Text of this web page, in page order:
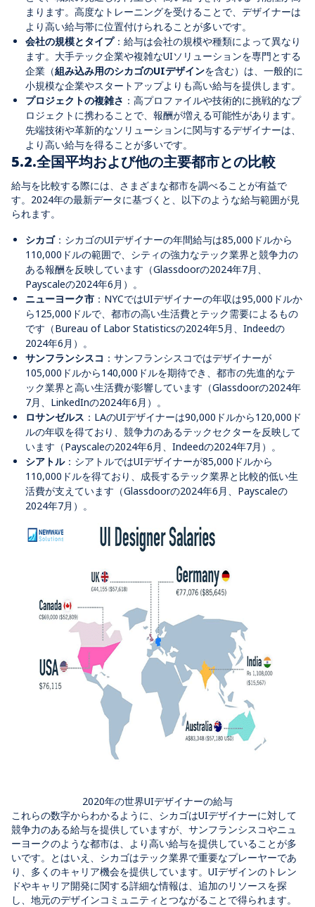
まります。高度なトレーニングを受けることで、デザイナーは
より高い給与帯に位置付けられることが多いです。
会社の規模とタイプ：給与は会社の規模や種類によって異なり
ます。大手テック企業や複雑なUIソリューションを専門とする
企業（組み込み用のシカゴのUIデザインを含む）は、一般的に
小規模な企業やスタートアップよりも高い給与を提供します。
プロジェクトの複雑さ ：高プロファイルや技術的に挑戦的なプ
ロジェクトに携わることで、報酬が増える可能性があります。
先端技術や革新的なソリューションに関与するデザイナーは、
より高い給与を得ることが多いです。
5.2.全国平均および他の主要都市との比較
給与を比較する際には、さまざまな都市を調べることが有益で
す。2024年の最新データに基づくと、以下のような給与範囲が見
られます。
シカゴ：シカゴのUIデザイナーの年間給与は85,000ドルから
110,000ドルの範囲で、シティの強力なテック業界と競争力の
ある報酬を反映しています（Glassdoorの2024年7月、
Payscaleの2024年6月）。
ニューヨーク市 ：NYCではUIデザイナーの年収は95,000ドルか
ら125,000ドルで、都市の高い生活費とテック需要によるもの
です（Bureau of Labor Statisticsの2024年5月、Indeedの
2024年6月）。
サンフランシスコ ：サンフランシスコではデザイナーが
105,000ドルから140,000ドルを期待でき、都市の先進的なテ
ック業界と高い生活費が影響しています（Glassdoorの2024年
7月、LinkedInの2024年6月）。
ロサンゼルス ：LAのUIデザイナーは90,000ドルから120,000ド
ルの年収を得ており、競争力のあるテックセクターを反映して
います（Payscaleの2024年6月、Indeedの2024年7月）。
シアトル：シアトルではUIデザイナーが85,000ドルから
110,000ドルを得ており、成長するテック業界と比較的低い生
活費が支えています（Glassdoorの2024年6月、Payscaleの
2024年7月）。
2020年の世界UIデザイナーの給与
これらの数字からわかるように、シカゴはUIデザイナーに対して
競争力のある給与を提供していますが、サンフランシスコやニュ
ーヨークのような都市は、より高い給与を提供していることが多
いです。とはいえ、シカゴはテック業界で重要なプレーヤーであ
り、多くのキャリア機会を提供しています。UIデザインのトレン
ドやキャリア開発に関する詳細な情報は、追加のリソースを探
し、地元のデザインコミュニティとつながることで得られます。